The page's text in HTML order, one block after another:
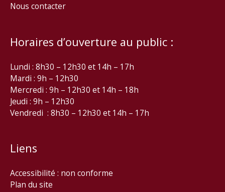
Nous contacter
Horaires d’ouverture au public :
Lundi : 8h30 – 12h30 et 14h – 17h
Mardi : 9h – 12h30
Mercredi : 9h – 12h30 et 14h – 18h
Jeudi : 9h – 12h30
Vendredi : 8h30 – 12h30 et 14h – 17h
Liens
Accessibilité : non conforme
Plan du site